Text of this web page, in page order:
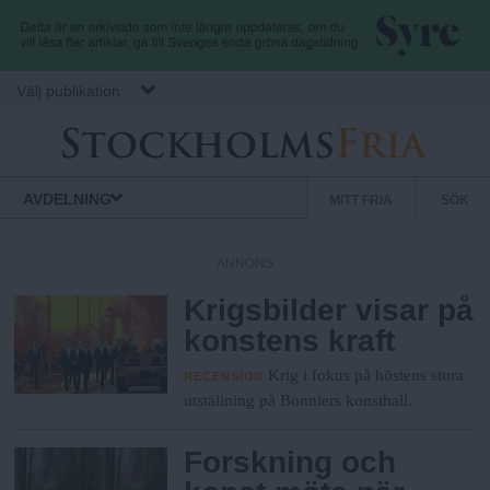
Hoppa till huvudinnehåll
Välj publikation
S
c
k
AVDELNING
n
d
ä
r
e
Krigsbilder visar på
konstens kraft
RECENSION
Krig i fokus på höstens stora
utställning på Bonniers konsthall.
Forskning och